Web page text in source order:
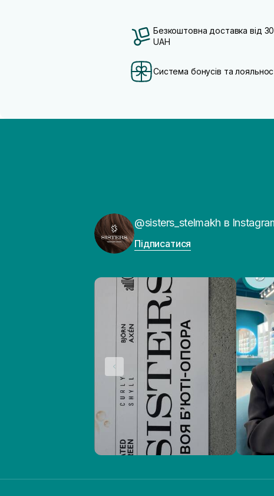
Безкоштовна доставка від
UAH
Система бонусів та
@sisters_stelmakh в
Підписатися